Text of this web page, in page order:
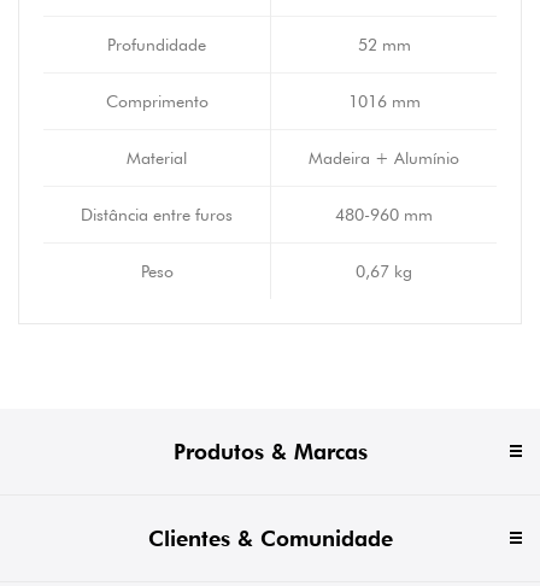
Profundidade 52 mm
Comprimento 1016 mm
Material Madeira + Alumínio
Distância entre furos 480-960 mm
Peso 0,67 kg
Produtos & Marcas
Clientes & Comunidade